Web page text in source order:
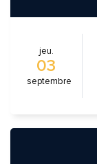
jeu.
03
septembre